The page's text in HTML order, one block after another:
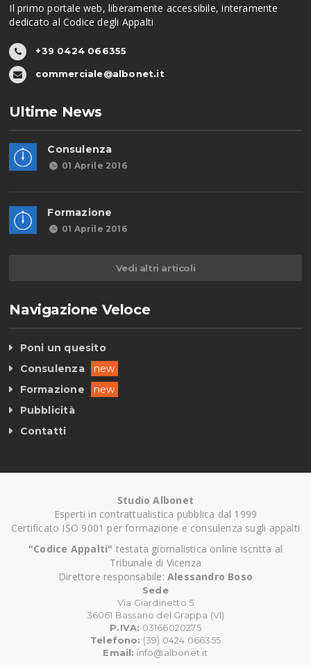
Il primo portale web, liberamente accessibile, interamente
dedicato al Codice degli Appalti
+39 0424 066355
commerciale@albonet.it
Ultime News
Consulenza
01 Aprile 2016
Formazione
01 Aprile 2016
Vedi altri articoli
Navigazione Veloce
Poni un quesito
Consulenza
new
Formazione
new
Pubblicità
Contatti
Studio Albonet
Esperti in contrattualistica pubblica dal 1999
Certificato ISO 9001 per formazione e consulenza sugli appalti
"Codice Appalti" testata giornalistica online iscritta al
Tribunale di Vicenza
Direttore responsabile: Alessandro Boso
Sede
Via Giardinetto 5
36061 Bassano del Grappa (VI)
P.IVA: 03166020275
Telefono: (39) 0424 066355
Email: info@albonet.it